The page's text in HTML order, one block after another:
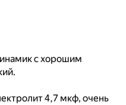
с хорошим
4,7 мкф, очень